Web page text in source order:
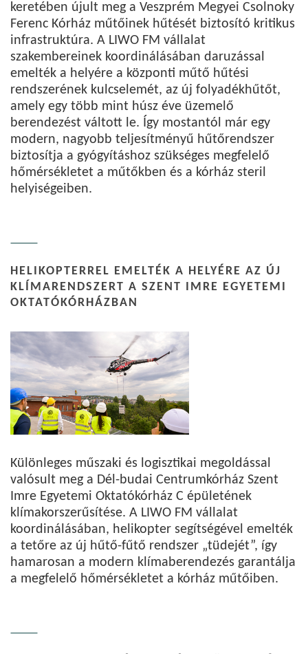
keretében újult meg a Veszprém Megyei Csolnoky
Ferenc Kórház műtőinek hűtését biztosító kritikus
infrastruktúra. A LIWO FM vállalat
szakembereinek koordinálásában daruzással
emelték a helyére a központi műtő hűtési
rendszerének kulcselemét, az új folyadékhűtőt,
amely egy több mint húsz éve üzemelő
berendezést váltott le. Így mostantól már egy
modern, nagyobb teljesítményű hűtőrendszer
biztosítja a gyógyításhoz szükséges megfelelő
hőmérsékletet a műtőkben és a kórház steril
helyiségeiben.
HELIKOPTERREL EMELTÉK A HELYÉRE AZ ÚJ
KLÍMARENDSZERT A SZENT IMRE EGYETEMI
OKTATÓKÓRHÁZBAN
Különleges műszaki és logisztikai megoldással
valósult meg a Dél-budai Centrumkórház Szent
Imre Egyetemi Oktatókórház C épületének
klímakorszerűsítése. A LIWO FM vállalat
koordinálásában, helikopter segítségével emelték
a tetőre az új hűtő-fűtő rendszer „tüdejét”, így
hamarosan a modern klímaberendezés garantálja
a megfelelő hőmérsékletet a kórház műtőiben.